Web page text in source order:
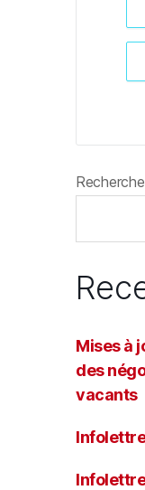
Recherche
Mises à
des
vacants